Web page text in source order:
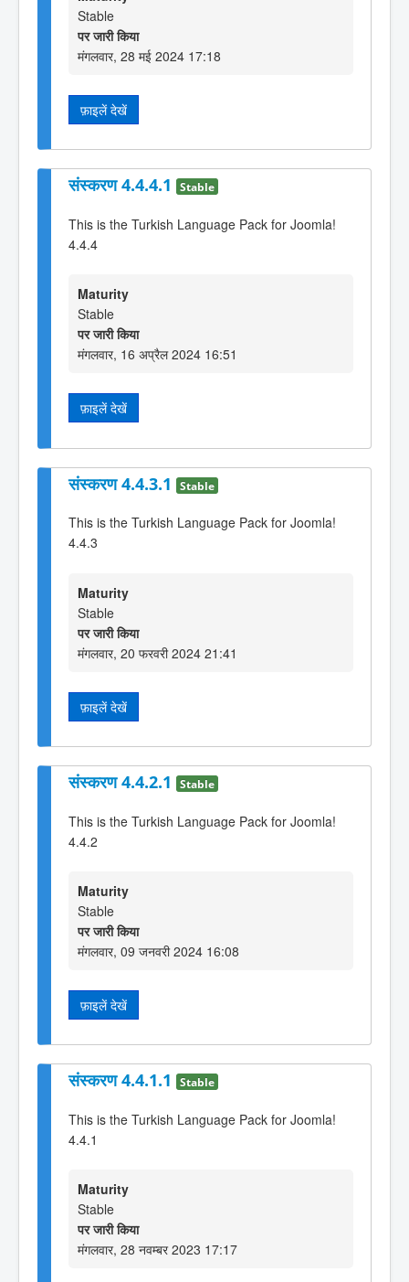
Stable
पर जारी किया
मंगलवार, 28 मई 2024 17:18
फ़ाइलें देखें
संस्करण 4.4.4.1 Stable
This is the Turkish Language Pack for Joomla!
4.4.4
Maturity
Stable
पर जारी किया
मंगलवार, 16 अप्रैल 2024 16:51
फ़ाइलें देखें
संस्करण 4.4.3.1 Stable
This is the Turkish Language Pack for Joomla!
4.4.3
Maturity
Stable
पर जारी किया
मंगलवार, 20 फरवरी 2024 21:41
फ़ाइलें देखें
संस्करण 4.4.2.1 Stable
This is the Turkish Language Pack for Joomla!
4.4.2
Maturity
Stable
पर जारी किया
मंगलवार, 09 जनवरी 2024 16:08
फ़ाइलें देखें
संस्करण 4.4.1.1 Stable
This is the Turkish Language Pack for Joomla!
4.4.1
Maturity
Stable
पर जारी किया
मंगलवार, 28 नवम्बर 2023 17:17